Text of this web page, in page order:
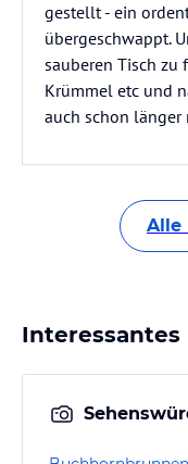
gestellt - ein
übergeschwappt.
sauberen Tisch
Krümmel etc und
auch schon länger
Alle
Interessantes